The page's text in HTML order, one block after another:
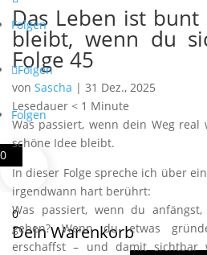
Das Leben ist bunt
bleibt, wenn du
Folge 45
von Sascha | 31 Dez., 2025
Lesedauer < 1 Minute
Was passiert, wenn dein Weg
schöne Idee bleibt.
In dieser Folge spreche ich über
irgendwann hart berührt:
Was passiert, wenn du
gehen? Wenn du etwas
erschaffst – und damit sichtbar
Folgen
Folgen
Folgen
0
0
Dein Warenkorb